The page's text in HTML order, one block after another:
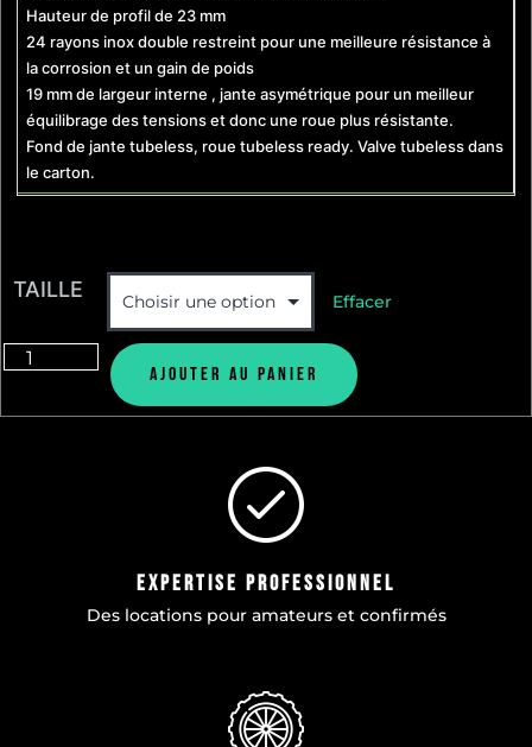
Hauteur de profil de 23 mm
24 rayons inox double restreint pour une meilleure résistance à
la corrosion et un gain de poids
19 mm de largeur interne , jante asymétrique pour un meilleur
équilibrage des tensions et donc une roue plus résistante.
Fond de jante tubeless, roue tubeless ready. Valve tubeless dans
le carton.
TAILLE Effacer
Ajouter au panier
Expertise professionnel
Des locations pour amateurs et confirmés